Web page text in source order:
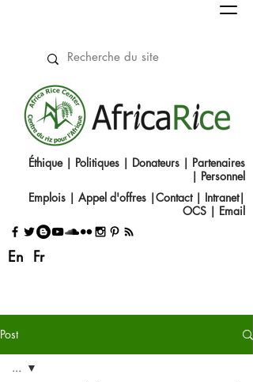
En Fr
Éthique| Politiques | Donateurs | Partenaires
| Personnel
Emplois | Appel d'offres |Contact |​ Intranet|
OCS | Email
Post
...